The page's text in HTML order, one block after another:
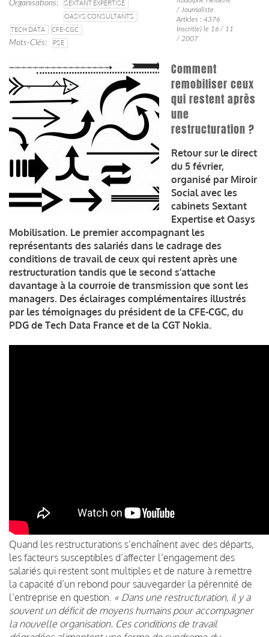
Organisations
SEXTANT EXPERTISE
OASYS CONSULTANTS
TECH DATA
CFE-CGC
Mots-Clés
PSE
/ Journaliste
Articles : 4376
Inscrit(e) le 16 / 11
/ 2007
Comment
remobiliser ceux
qui restent après
une
restructuration ?
Retour sur le direct
du 5 février,
organisé par Miroir
Social avec les
cabinets Sextant
Expertise et Oasys
Mobilisation. Le premier accompagnant les
représentants des salariés dans le cadrage des
conditions de travail de ceux qui restent après une
restructuration tandis que le second s’attache
davantage à la courroie de transmission que sont les
managers. Des éclairages complémentaires illustrés
par les témoignages du président de la CFE-CGC, du
PDG de Tech Data France et de la CGT Nokia.
Quand les restructurations s’enchaînent avec des départs,
les facteurs susceptibles d’affecter l’engagement des
salariés qui restent sont multiples et de nature à remettre
la capacité d’un rebond pour sauvegarder la pérennité de
l’entreprise en question. « Dans une restructuration, il y a
souvent un déficit de moyens humains pour accompagner
la nouvelle organisation. Ces conditions de travail